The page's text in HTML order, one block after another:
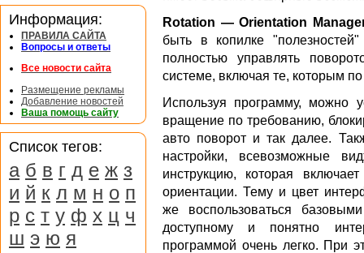
Rotation — Orientation
быть в копилке
полностью управлять
системе, включая те, которым
Используя программу, можно
вращение по требованию,
авто поворот и так далее.
настройки, всевозможные
инструкцию, которая
ориентации. Тему и цвет
же воспользоваться
доступному и понятно
программой очень легко. При
Информация:
ПРАВИЛА САЙТА
Вопросы и ответы
Все новости сайта
Размещение рекламы
Добавление новостей
Ваша помощь сайту
Список тегов:
а б в г д е ж з
и й к л м н о п
р с т у ф х ц ч
ш э ю я